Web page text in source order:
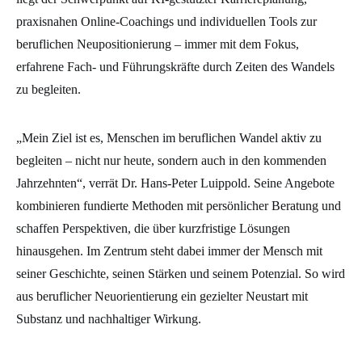
praxisnahen Online-Coachings und individuellen Tools zur
beruflichen Neupositionierung – immer mit dem Fokus,
erfahrene Fach- und Führungskräfte durch Zeiten des Wandels
zu begleiten.
„Mein Ziel ist es, Menschen im beruflichen Wandel aktiv zu
begleiten – nicht nur heute, sondern auch in den kommenden
Jahrzehnten“, verrät Dr. Hans-Peter Luippold. Seine Angebote
kombinieren fundierte Methoden mit persönlicher Beratung und
schaffen Perspektiven, die über kurzfristige Lösungen
hinausgehen. Im Zentrum steht dabei immer der Mensch mit
seiner Geschichte, seinen Stärken und seinem Potenzial. So wird
aus beruflicher Neuorientierung ein gezielter Neustart mit
Substanz und nachhaltiger Wirkung.